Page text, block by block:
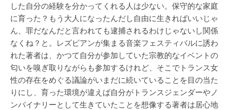
した自分の経験を分かってくれる人は少ない。保守的な家庭
に育った？もう大人になったんだし自由に生きればいいじゃ
ん、罪だなんだと言われても逮捕されるわけじゃないし関係
なくね？と。レズビアンが集まる音楽フェスティバルに誘わ
れた著者は、かつて自分が参加していた宗教的なイベントの
匂いを嗅ぎ取りながらも参加するけれど、そこでトランス女
性の存在をめぐる議論がいまだに続いていることを目の当た
りにし、育った環境が違えば自分がトランスジェンダーやノ
ンバイナリーとして生きていたことを想像する著者は居心地